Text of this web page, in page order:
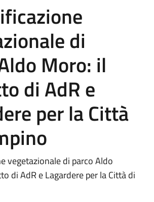
di
Moro: il
di AdR e
per la Città
vegetazionale di parco Aldo
di AdR e Lagardere per la Città di